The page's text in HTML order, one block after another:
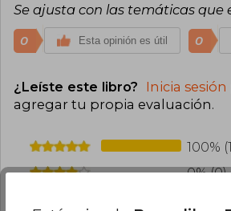
Se ajusta con las temáticas que
0 Esta opinión es útil 0
¿Leíste este libro? Inicia sesión
agregar tu propia evaluación.
100%
0% (0)